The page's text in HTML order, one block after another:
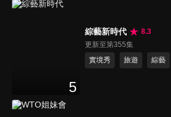
5
綜藝新時代
8.3
更新至第355集
實境秀
旅遊 綜藝